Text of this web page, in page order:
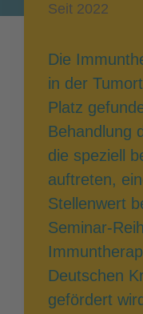
Seit 2022
Die
in der
Platz
Behandlung
die speziell
auftreten,
Stellenwert
Seminar-
Deutschen
gefördert